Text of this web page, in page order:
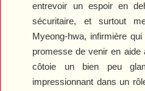
entrevoir un espoir en
sécuritaire, et surtout
Myeong-hwa, infirmière
promesse de venir en aide
côtoie un bien peu
impressionnant dans un